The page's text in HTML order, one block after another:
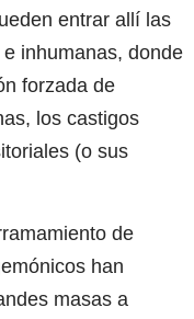
entrar allí las
inhumanas, donde
forzada de
los castigos
(o sus
de
han
masas a